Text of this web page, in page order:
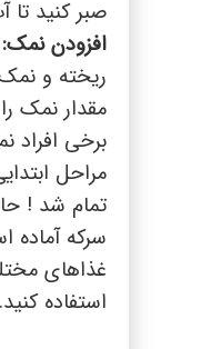
صبر کنید
افزودن نمک:
ریخته و
مقدار نمک
برخی افراد
مراحل
تمام شد !
سرکه آماده
غذاهای
استفاده کنید.